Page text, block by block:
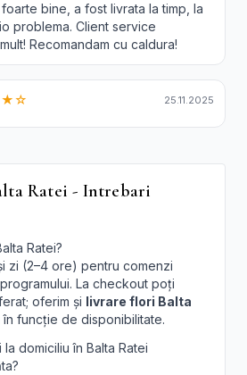
bine, a fost livrata la timp, la
problema. Client service
Recomandam cu caldura!
25.11.2025
Ratei - Intrebari
Ratei?
zi (2–4 ore) pentru comenzi
La checkout poți
oferim și livrare flori Balta
în funcție de disponibilitate.
domiciliu în Balta Ratei